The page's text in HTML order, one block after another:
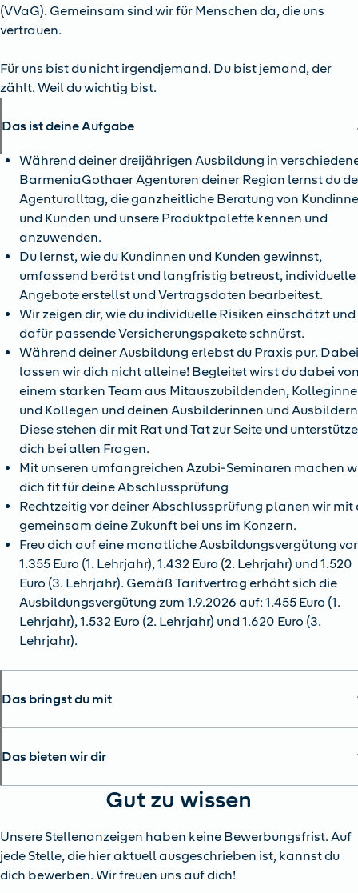
(VVaG). Gemeinsam sind wir für Menschen da, die uns
vertrauen.
Für uns bist du nicht irgendjemand. Du bist jemand, der
zählt. Weil du wichtig bist.
Das ist deine Aufgabe
Während deiner dreijährigen Ausbildung in
BarmeniaGothaer Agenturen deiner Region lernst du
Agenturalltag, die ganzheitliche Beratung von
und Kunden und unsere Produktpalette kennen und
anzuwenden.
Du lernst, wie du Kundinnen und Kunden gewinnst,
umfassend berätst und langfristig betreust, individuelle
Angebote erstellst und Vertragsdaten bearbeitest.
Wir zeigen dir, wie du individuelle Risiken einschätzt und
dafür passende Versicherungspakete schnürst.
Während deiner Ausbildung erlebst du Praxis pur.
lassen wir dich nicht alleine! Begleitet wirst du dabei
einem starken Team aus Mitauszubildenden,
und Kollegen und deinen Ausbilderinnen und
Diese stehen dir mit Rat und Tat zur Seite und
dich bei allen Fragen.
Mit unseren umfangreichen Azubi-Seminaren machen
dich fit für deine Abschlussprüfung
Rechtzeitig vor deiner Abschlussprüfung planen wir mit
gemeinsam deine Zukunft bei uns im Konzern.
Freu dich auf eine monatliche Ausbildungsvergütung
1.355 Euro (1. Lehrjahr), 1.432 Euro (2. Lehrjahr) und 1.520
Euro (3. Lehrjahr). Gemäß Tarifvertrag erhöht sich die
Ausbildungsvergütung zum 1.9.2026 auf: 1.455 Euro (1.
Lehrjahr), 1.532 Euro (2. Lehrjahr) und 1.620 Euro (3.
Lehrjahr).
Das bringst du mit
Das bieten wir dir
Gut zu wissen
Unsere Stellenanzeigen haben keine Bewerbungsfrist. Auf
jede Stelle, die hier aktuell ausgeschrieben ist, kannst du
dich bewerben. Wir freuen uns auf dich!